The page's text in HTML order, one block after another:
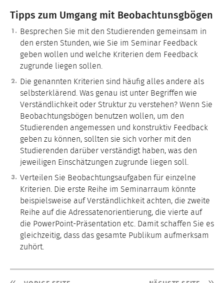
Tipps zum Umgang mit Beobachtunsgbögen
Besprechen Sie mit den Studierenden gemeinsam in
den ersten Stunden, wie Sie im Seminar Feedback
geben wollen und welche Kriterien dem Feedback
zugrunde liegen sollen.
Die genannten Kriterien sind häufig alles andere als
selbsterklärend. Was genau ist unter Begriffen wie
Verständlichkeit oder Struktur zu verstehen? Wenn Sie
Beobachtungsbögen benutzen wollen, um den
Studierenden angemessen und konstruktiv Feedback
geben zu können, sollten sie sich vorher mit den
Studierenden darüber verständigt haben, was den
jeweiligen Einschätzungen zugrunde liegen soll.
Verteilen Sie Beobachtungsaufgaben für einzelne
Kriterien. Die erste Reihe im Seminarraum könnte
beispielsweise auf Verständlichkeit achten, die zweite
Reihe auf die Adressatenorientierung, die vierte auf
die PowerPoint-Präsentation etc. Damit schaffen Sie es
gleichzeitig, dass das gesamte Publikum aufmerksam
zuhört.